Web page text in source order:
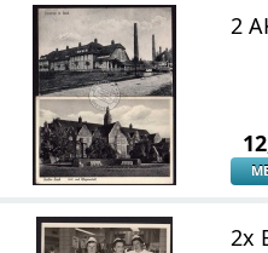
2
2x